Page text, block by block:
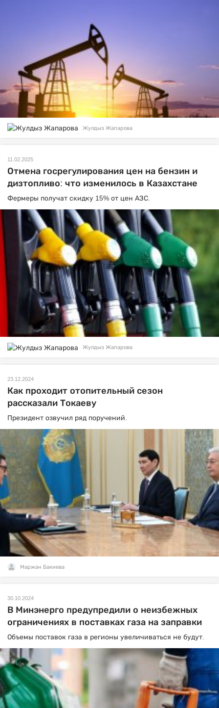
Жулдыз Жапарова
11.02.2025
Отмена госрегулирования цен на бензин и
дизтопливо: что изменилось в Казахстане
Фермеры получат скидку 15% от цен АЗС.
Жулдыз Жапарова
23.12.2024
Как проходит отопительный сезон
рассказали Токаеву
Президент озвучил ряд поручений.
Маржан Бакиева
30.10.2024
В Минэнерго предупредили о неизбежных
ограничениях в поставках газа на заправки
Объемы поставок газа в регионы увеличиваться не будут.